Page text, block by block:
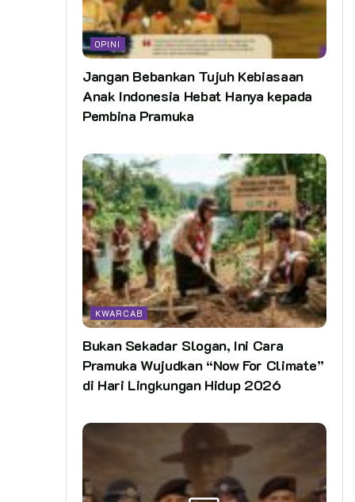
OPINI
Jangan Bebankan Tujuh Kebiasaan
Anak Indonesia Hebat Hanya kepada
Pembina Pramuka
KWARCAB
Bukan Sekadar Slogan, Ini Cara
Pramuka Wujudkan “Now For Climate”
di Hari Lingkungan Hidup 2026